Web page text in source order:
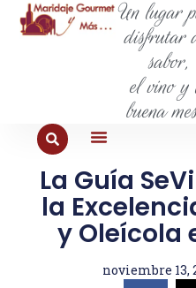
Un lugar
disfrutar
sabor,
el vino
buena
La Guía
la
y Oleícola
noviembre 13,